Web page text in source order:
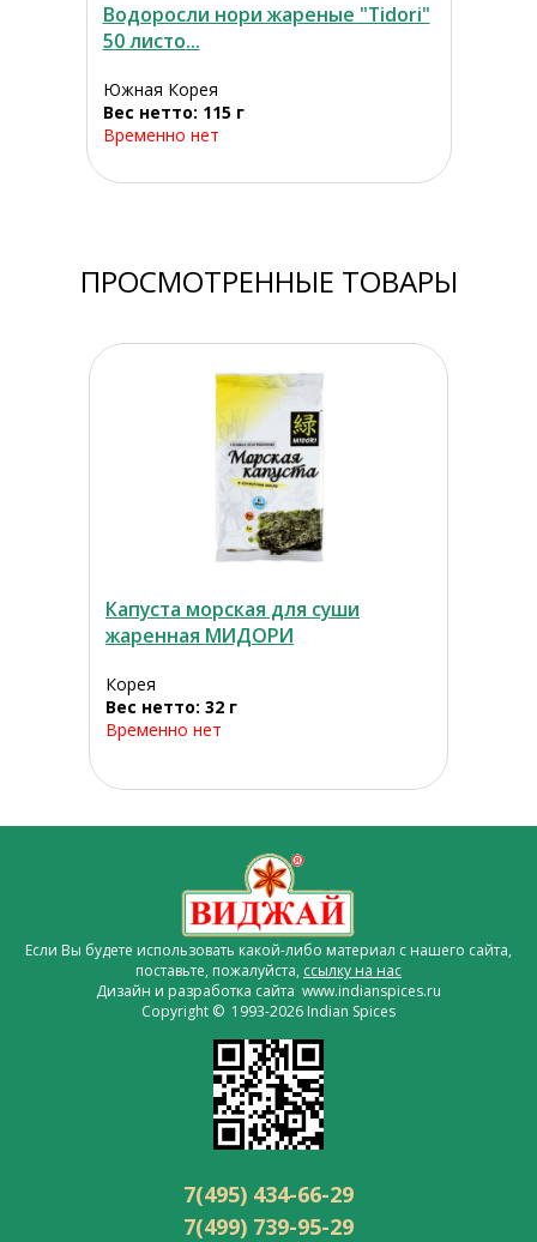
Водоросли нори жареные "Tidori"
50 листо...
Южная Корея
Вес нетто: 115 г
Временно нет
ПРОСМОТРЕННЫЕ ТОВАРЫ
Капуста морская для суши
жаренная МИДОРИ
Корея
Вес нетто: 32 г
Временно нет
Если Вы будете использовать какой-либо материал с нашего сайта,
поставьте, пожалуйста, ссылку на нас
Дизайн и разработка сайта www.indianspices.ru
Copyright © 1993-2026 Indian Spices
7(495) 434-66-29
7(499) 739-95-29